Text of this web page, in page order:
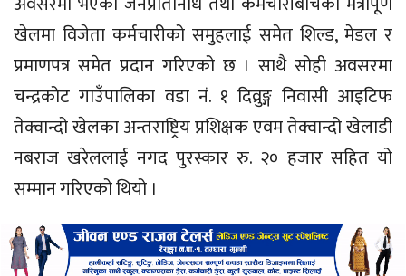
खेलमा विजेता कर्मचारीको समुहलाई समेत शिल्ड, मेडल र
प्रमाणपत्र समेत प्रदान गरिएको छ । साथै सोही अवसरमा
चन्द्रकोट गाउँपालिका वडा नं. १ दिव्रुङ्ग निवासी आइटिफ
तेक्वान्दो खेलका अन्तराष्ट्रिय प्रशिक्षक एवम तेक्वान्दो खेलाडी
नबराज खरेललाई नगद पुरस्कार रु. २० हजार सहित यो
सम्मान गरिएको थियो ।